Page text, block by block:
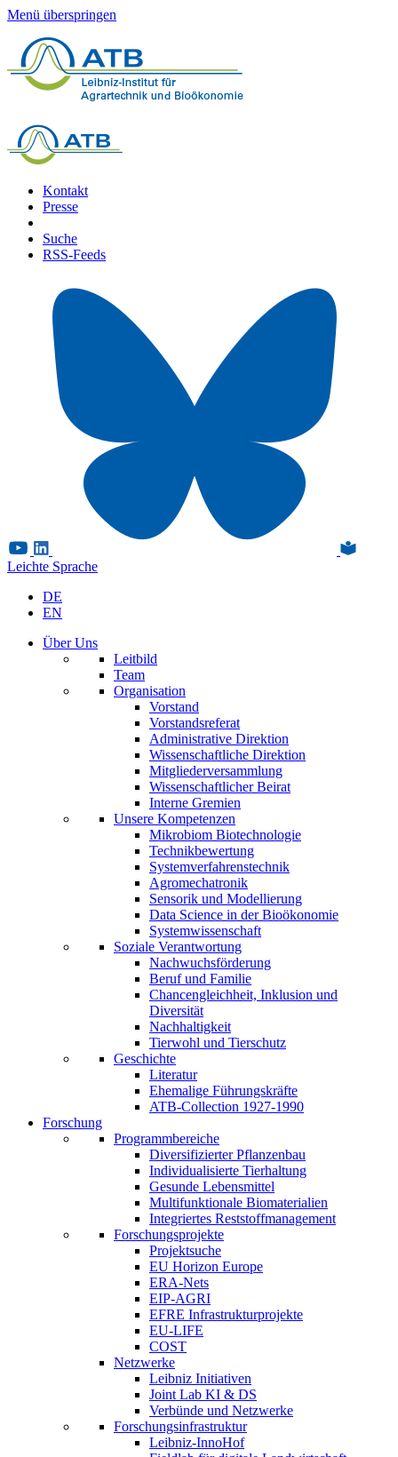
Menü überspringen
Kontakt
Presse
Suche
RSS-Feeds
Leichte Sprache
DE
EN
Über Uns
Leitbild
Team
Organisation
Vorstand
Vorstandsreferat
Administrative Direktion
Wissenschaftliche Direktion
Mitgliederversammlung
Wissenschaftlicher Beirat
Interne Gremien
Unsere Kompetenzen
Mikrobiom Biotechnologie
Technikbewertung
Systemverfahrenstechnik
Agromechatronik
Sensorik und Modellierung
Data Science in der Bioökonomie
Systemwissenschaft
Soziale Verantwortung
Nachwuchsförderung
Beruf und Familie
Chancengleichheit, Inklusion und
Diversität
Nachhaltigkeit
Tierwohl und Tierschutz
Geschichte
Literatur
Ehemalige Führungskräfte
ATB-Collection 1927-1990
Forschung
Programmbereiche
Diversifizierter Pflanzenbau
Individualisierte Tierhaltung
Gesunde Lebensmittel
Multifunktionale Biomaterialien
Integriertes Reststoffmanagement
Forschungsprojekte
Projektsuche
EU Horizon Europe
ERA-Nets
EIP-AGRI
EFRE Infrastrukturprojekte
EU-LIFE
COST
Netzwerke
Leibniz Initiativen
Joint Lab KI & DS
Verbünde und Netzwerke
Forschungsinfrastruktur
Leibniz-InnoHof